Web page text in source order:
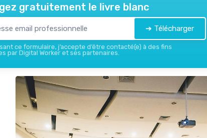
gratuitement le livre blanc
➔ Télécharger
ce formulaire, j’accepte d’être contacté(e) à des fins
par Digital Worker et ses partenaires.